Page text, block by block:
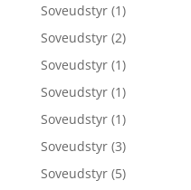
Soveudstyr (1)
Soveudstyr (2)
Soveudstyr (1)
Soveudstyr (1)
Soveudstyr (1)
Soveudstyr (3)
Soveudstyr (5)